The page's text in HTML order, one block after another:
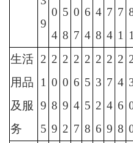
9
0
4
5
8
0
7
6
4
4
8
7
4
7
1
生活
用品
及服
务
2
1
9
5
2
0
8
9
2
0
9
2
2
6
4
7
2
5
5
8
2
3
2
6
2
7
4
9
2
4
6
8